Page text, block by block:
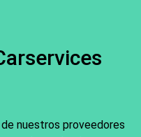
de nuestros proveedores